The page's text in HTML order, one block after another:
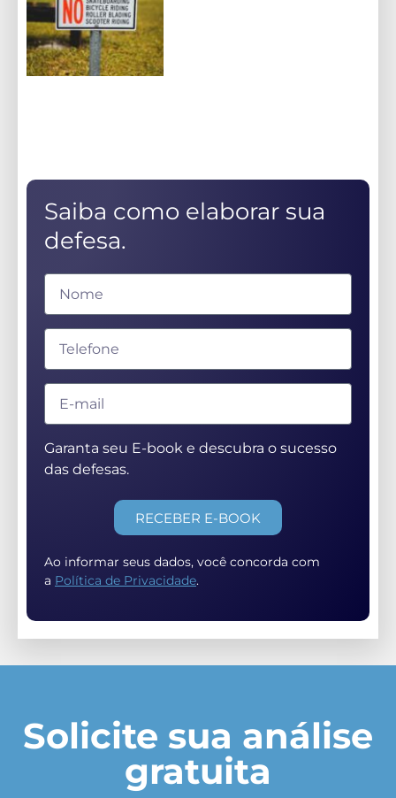
Saiba como elaborar sua
defesa.
Garanta seu E-book e descubra o sucesso
das defesas.
RECEBER E-BOOK
Ao informar seus dados, você concorda com
a Política de Privacidade.
Solicite sua análise
gratuita